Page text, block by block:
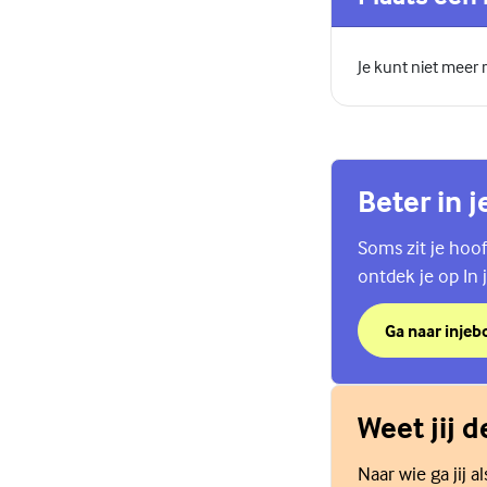
Je kunt niet meer
Beter in
Soms zit je
ontdek je op In
Ga naar
over Beter in
(Externe link)
Weet jij
Naar wie ga jij